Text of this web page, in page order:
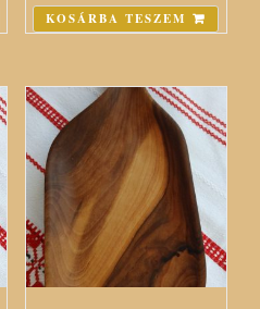
KOSÁRBA TESZEM